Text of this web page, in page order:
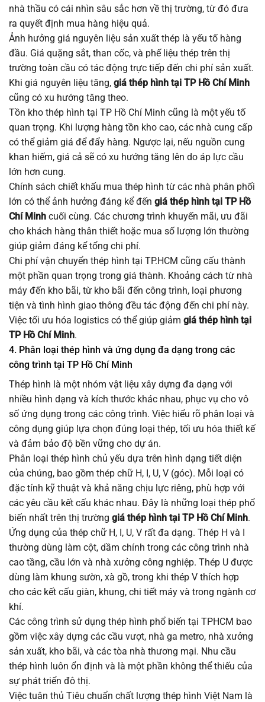
nhà thầu có cái nhìn sâu sắc hơn về thị trường, từ đó đưa
ra quyết định mua hàng hiệu quả.
Ảnh hưởng giá nguyên liệu sản xuất thép là yếu tố hàng
đầu. Giá quặng sắt, than cốc, và phế liệu thép trên thị
trường toàn cầu có tác động trực tiếp đến chi phí sản xuất.
Khi giá nguyên liệu tăng, giá thép hình tại TP Hồ Chí Minh
cũng có xu hướng tăng theo.
Tồn kho thép hình tại TP Hồ Chí Minh cũng là một yếu tố
quan trọng. Khi lượng hàng tồn kho cao, các nhà cung cấp
có thể giảm giá để đẩy hàng. Ngược lại, nếu nguồn cung
khan hiếm, giá cả sẽ có xu hướng tăng lên do áp lực cầu
lớn hơn cung.
Chính sách chiết khấu mua thép hình từ các nhà phân phối
lớn có thể ảnh hưởng đáng kể đến giá thép hình tại TP Hồ
Chí Minh cuối cùng. Các chương trình khuyến mãi, ưu đãi
cho khách hàng thân thiết hoặc mua số lượng lớn thường
giúp giảm đáng kể tổng chi phí.
Chi phí vận chuyển thép hình tại TP.HCM cũng cấu thành
một phần quan trọng trong giá thành. Khoảng cách từ nhà
máy đến kho bãi, từ kho bãi đến công trình, loại phương
tiện và tình hình giao thông đều tác động đến chi phí này.
Việc tối ưu hóa logistics có thể giúp giảm giá thép hình tại
TP Hồ Chí Minh.
4. Phân loại thép hình và ứng dụng đa dạng trong các
công trình tại TP Hồ Chí Minh
Thép hình là một nhóm vật liệu xây dựng đa dạng với
nhiều hình dạng và kích thước khác nhau, phục vụ cho vô
số ứng dụng trong các công trình. Việc hiểu rõ phân loại và
công dụng giúp lựa chọn đúng loại thép, tối ưu hóa thiết kế
và đảm bảo độ bền vững cho dự án.
Phân loại thép hình chủ yếu dựa trên hình dạng tiết diện
của chúng, bao gồm thép chữ H, I, U, V (góc). Mỗi loại có
đặc tính kỹ thuật và khả năng chịu lực riêng, phù hợp với
các yêu cầu kết cấu khác nhau. Đây là những loại thép phổ
biến nhất trên thị trường giá thép hình tại TP Hồ Chí Minh.
Ứng dụng của thép chữ H, I, U, V rất đa dạng. Thép H và I
thường dùng làm cột, dầm chính trong các công trình nhà
cao tầng, cầu lớn và nhà xưởng công nghiệp. Thép U được
dùng làm khung sườn, xà gồ, trong khi thép V thích hợp
cho các kết cấu giàn, khung, chi tiết máy và trong ngành cơ
khí.
Các công trình sử dụng thép hình phổ biến tại TPHCM bao
gồm việc xây dựng các cầu vượt, nhà ga metro, nhà xưởng
sản xuất, kho bãi, và các tòa nhà thương mại. Nhu cầu
thép hình luôn ổn định và là một phần không thể thiếu của
sự phát triển đô thị.
Việc tuân thủ Tiêu chuẩn chất lượng thép hình Việt Nam là